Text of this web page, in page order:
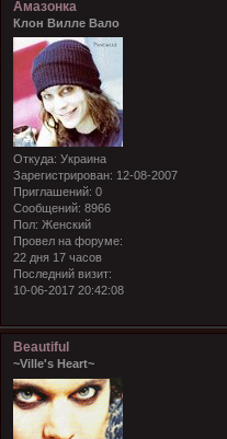
Амазонка
Клон Вилле Вало
Откуда: Украина
Зарегистрирован: 12-08-2007
Приглашений: 0
Сообщений: 8966
Пол: Женский
Провел на форуме:
22 дня 17 часов
Последний визит:
10-06-2017 20:42:08
Beautiful
~Ville's Heart~